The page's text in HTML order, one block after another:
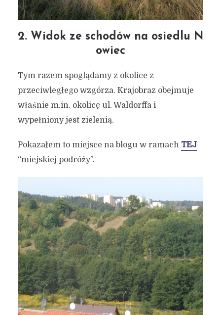
2. Widok ze schodów na osiedlu N
owiec
Tym razem spoglądamy z okolice z
przeciwległego wzgórza. Krajobraz obejmuje
właśnie m.in. okolicę ul. Waldorffa i
wypełniony jest zielenią.
Pokazałem to miejsce na blogu w ramach TEJ
“miejskiej podróży”.